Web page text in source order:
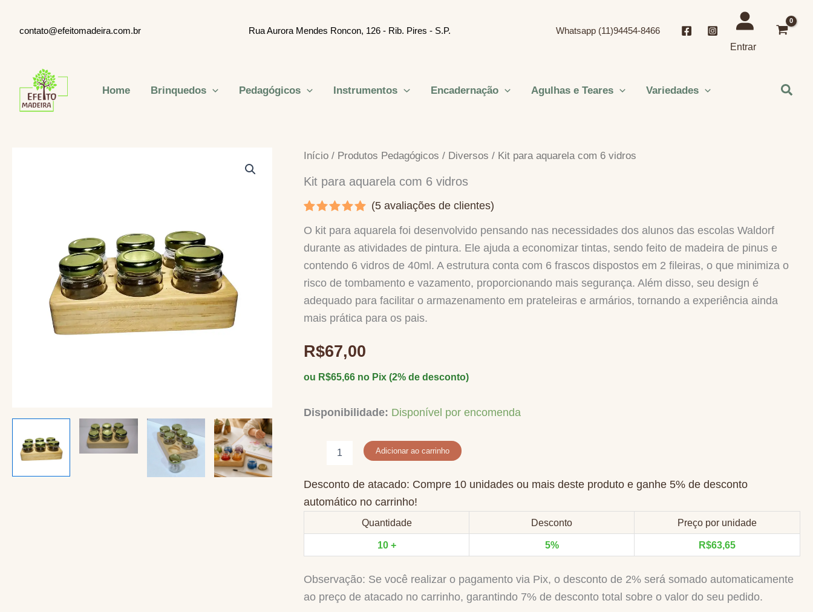
contato@efeitomadeira.com.br Rua Aurora Mendes Roncon, 126 - Rib. Pires - S.P.
Whatsapp (11)94454-8466
Entrar
Home Brinquedos Pedagógicos Instrumentos Encadernação Agulhas e Teares Variedades
Início / Produtos Pedagógicos / Diversos / Kit para aquarela com 6 vidros
Kit para aquarela com 6 vidros
como5.00
de 5, com
baseado
em
de
clientes
(5avaliações de clientes)
O kit para aquarela foi desenvolvido pensando nas necessidades dos alunos das escolas Waldorf
durante as atividades de pintura. Ele ajuda a economizar tintas, sendo feito de madeira de pinus e
contendo 6 vidros de 40ml. A estrutura conta com 6 frascos dispostos em 2 fileiras, o que minimiza o
risco de tombamento e vazamento, proporcionando mais segurança. Além disso, seu design é
adequado para facilitar o armazenamento em prateleiras e armários, tornando a experiência ainda
mais prática para os pais.
R$67,00
ou R$65,66 no Pix (2% de desconto)
Disponibilidade: Disponível por encomenda
com
vidros
Adicionar ao carrinho
Desconto de atacado: Compre 10 unidades ou mais deste produto e ganhe 5% de desconto
automático no carrinho!
Quantidade Desconto Preço por unidade
10 + 5% R$63,65
Observação: Se você realizar o pagamento via Pix, o desconto de 2% será somado automaticamente
ao preço de atacado no carrinho, garantindo 7% de desconto total sobre o valor do seu pedido.